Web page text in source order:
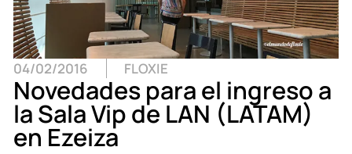
04/02/2016 FLOXIE
Novedades para el ingreso a
la Sala Vip de LAN (LATAM)
en Ezeiza